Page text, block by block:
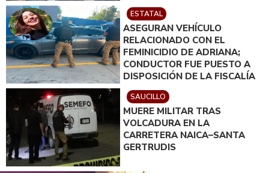
ESTATAL
ASEGURAN VEHÍCULO
RELACIONADO CON EL
FEMINICIDIO DE ADRIANA;
CONDUCTOR FUE PUESTO A
DISPOSICIÓN DE LA FISCALÍA
SAUCILLO
MUERE MILITAR TRAS
VOLCADURA EN LA
CARRETERA NAICA–SANTA
GERTRUDIS